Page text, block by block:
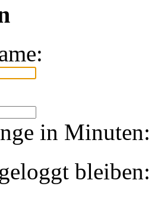
in Minuten:
bleiben: